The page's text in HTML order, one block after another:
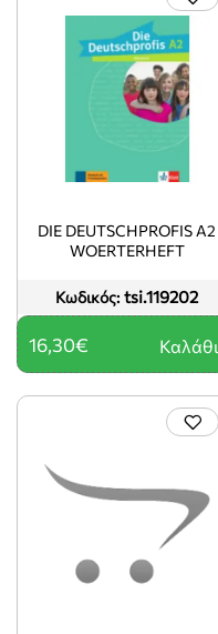
Κωδικός: tsi.119202
DIE DEUTSCHPROFIS A2
WOERTERHEFT
16,30€ Καλάθι